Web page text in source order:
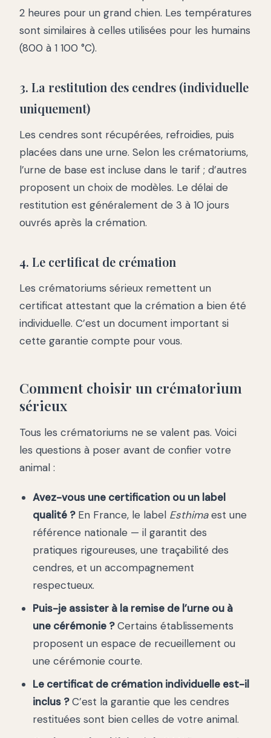
2 heures pour un grand chien. Les températures
sont similaires à celles utilisées pour les humains
(800 à 1 100 °C).
3. La restitution des cendres (individuelle
uniquement)
Les cendres sont récupérées, refroidies, puis
placées dans une urne. Selon les crématoriums,
l’urne de base est incluse dans le tarif ; d’autres
proposent un choix de modèles. Le délai de
restitution est généralement de 3 à 10 jours
ouvrés après la crémation.
4. Le certificat de crémation
Les crématoriums sérieux remettent un
certificat attestant que la crémation a bien été
individuelle. C’est un document important si
cette garantie compte pour vous.
Comment choisir un crématorium
sérieux
Tous les crématoriums ne se valent pas. Voici
les questions à poser avant de confier votre
animal :
Avez-vous une certification ou un label
qualité ?En France, le label Esthimaest une
référence nationale — il garantit des
pratiques rigoureuses, une traçabilité des
cendres, et un accompagnement
respectueux.
Puis-je assister à la remise de l’urne ou à
une cérémonie ?Certains établissements
proposent un espace de recueillement ou
une cérémonie courte.
Le certificat de crémation individuelle est-il
inclus ?C’est la garantie que les cendres
restituées sont bien celles de votre animal.